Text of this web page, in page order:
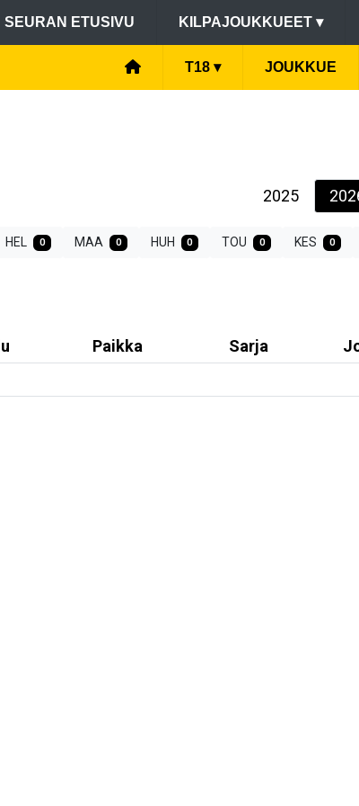
SEURAN ETUSIVU KILPAJOUKKUEET ▾
T18 ▾ JOUKKUE
2025
HEL 0 MAA 0 HUH 0 TOU 0 KES 0
Paikka Sarja